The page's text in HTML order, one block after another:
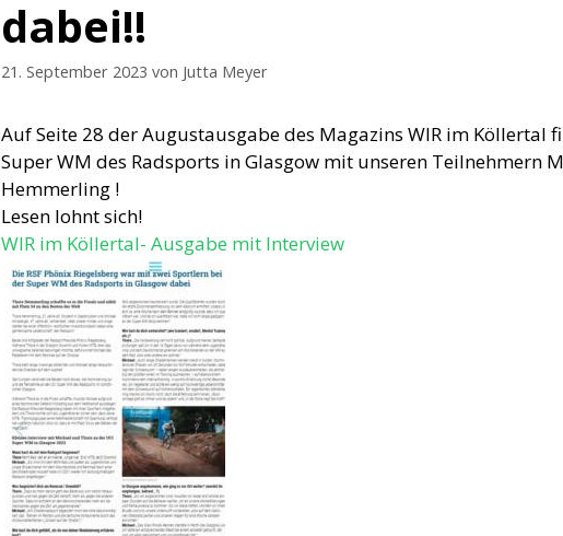
dabei!!
21. September 2023 von Jutta Meyer
Auf Seite 28 der Augustausgabe des Magazins WIR im Köllertal
Super WM des Radsports in Glasgow mit unseren Teilnehmern
Hemmerling !
Lesen lohnt sich!
WIR im Köllertal- Ausgabe mit Interview